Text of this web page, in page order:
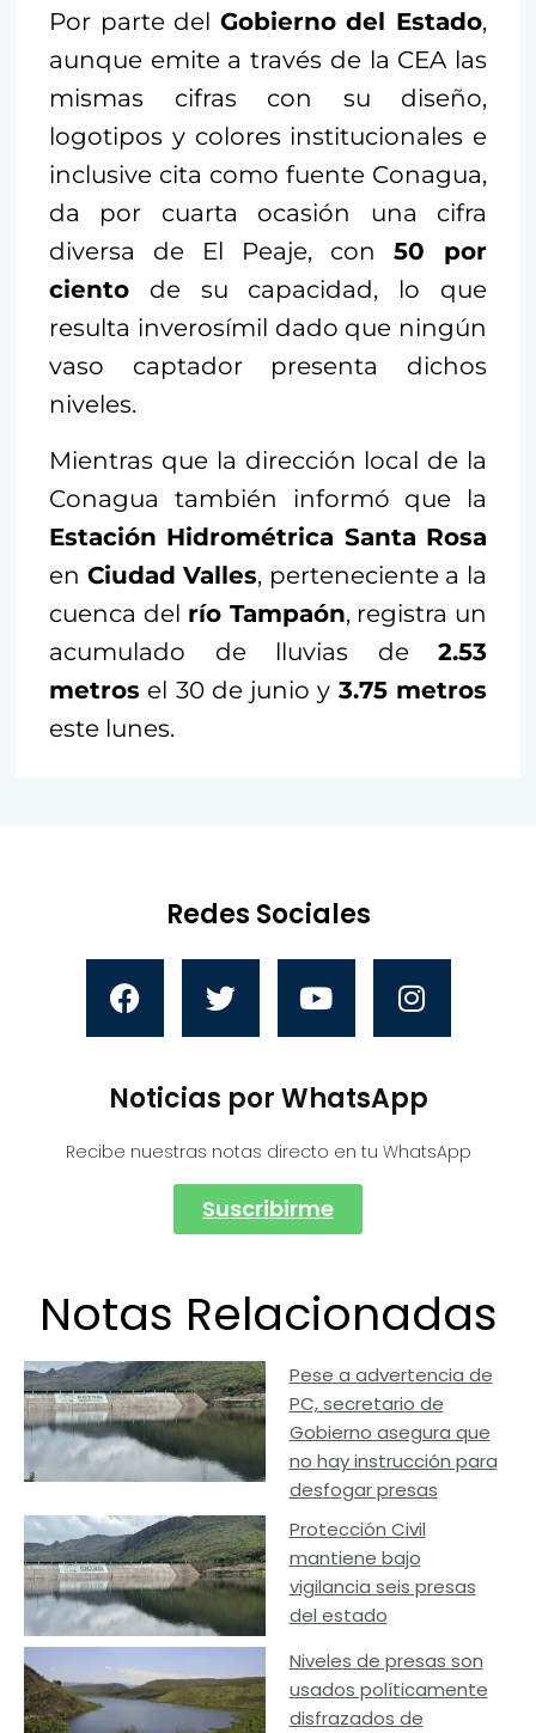
Por parte del Gobierno del Estado,
aunque emite a través de la CEA las
mismas cifras con su diseño,
logotipos y colores institucionales e
inclusive cita como fuente Conagua,
da por cuarta ocasión una cifra
diversa de El Peaje, con 50 por
ciento de su capacidad, lo que
resulta inverosímil dado que ningún
vaso captador presenta dichos
niveles.
Mientras que la dirección local de la
Conagua también informó que la
Estación Hidrométrica Santa Rosa
en Ciudad Valles, perteneciente a la
cuenca del río Tampaón, registra un
acumulado de lluvias de 2.53
metros el 30 de junio y 3.75 metros
este lunes.
Redes Sociales
Noticias por WhatsApp
Recibe nuestras notas directo en tu WhatsApp
Suscribirme
Notas Relacionadas
Pese a advertencia de
PC, secretario de
Gobierno asegura que
no hay instrucción para
desfogar presas
Protección Civil
mantiene bajo
vigilancia seis presas
del estado
Niveles de presas son
usados políticamente
disfrazados de